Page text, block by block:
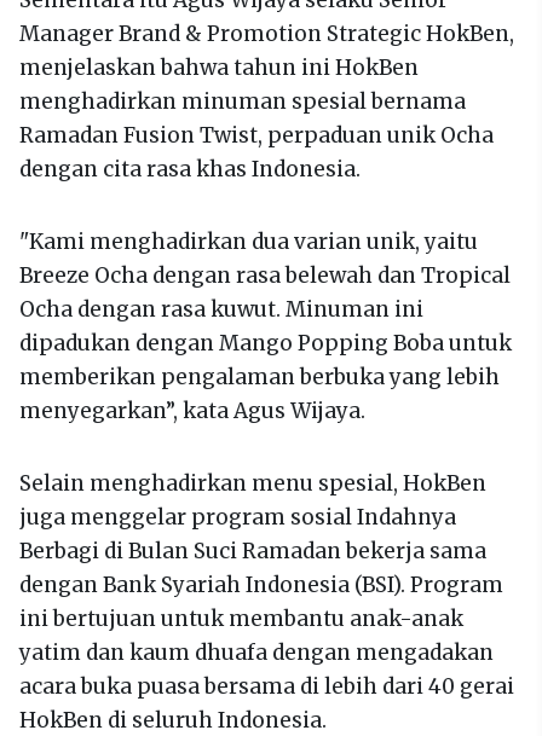
Manager Brand & Promotion Strategic HokBen,
menjelaskan bahwa tahun ini HokBen
menghadirkan minuman spesial bernama
Ramadan Fusion Twist, perpaduan unik Ocha
dengan cita rasa khas Indonesia.
"Kami menghadirkan dua varian unik, yaitu
Breeze Ocha dengan rasa belewah dan Tropical
Ocha dengan rasa kuwut. Minuman ini
dipadukan dengan Mango Popping Boba untuk
memberikan pengalaman berbuka yang lebih
menyegarkan”, kata Agus Wijaya.
Selain menghadirkan menu spesial, HokBen
juga menggelar program sosial Indahnya
Berbagi di Bulan Suci Ramadan bekerja sama
dengan Bank Syariah Indonesia (BSI). Program
ini bertujuan untuk membantu anak-anak
yatim dan kaum dhuafa dengan mengadakan
acara buka puasa bersama di lebih dari 40 gerai
HokBen di seluruh Indonesia.